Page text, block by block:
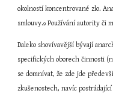
okolností koncentrované zlo.
smlouvy.9 Používání autority či
Daleko shovívavější bývají
specifických oborech činnosti
se domnívat, že zde jde
zkušenostech, navíc postrádající